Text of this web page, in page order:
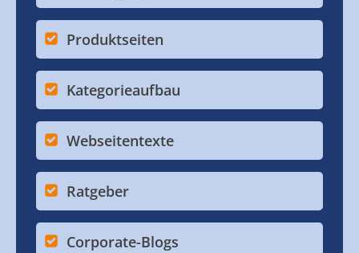
Produktseiten
Kategorieaufbau
Webseitentexte
Ratgeber
Corporate-Blogs